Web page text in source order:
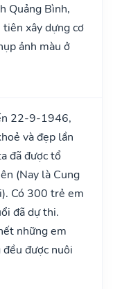
Quảng Bình,
xây dựng cơ
ảnh màu ở
22-9-1946,
và đẹp lần
đã được tổ
(Nay là Cung
Có 300 trẻ em
đã dự thi.
những em
được nuôi